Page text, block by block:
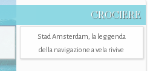
CROCIERE
Stad Amsterdam, la leggenda
della navigazione a vela rivive